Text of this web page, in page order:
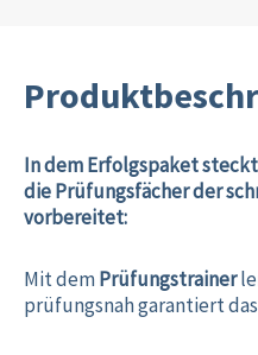
In dem Erfolgspaket
die Prüfungsfächer der
vorbereitet:
Mit demPrüfungstrainer
prüfungsnah garantiert